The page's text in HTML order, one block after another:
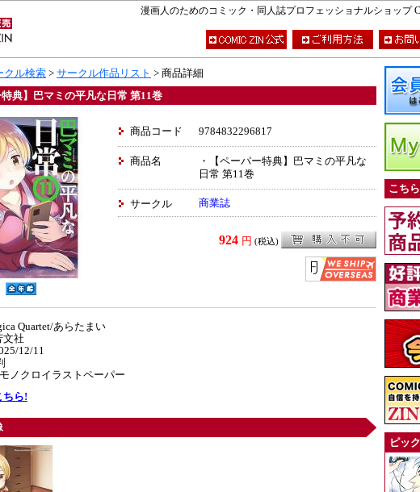
漫画人のためのコミック・同人誌プロフェッショナルショップ
クル検索 > サークル作品リスト > 商品詳細
特典】巴マミの平凡な日常 第11巻
商品コード 9784832296817
商品名
・【ペーパー特典】巴マミの平凡な
日常 第11巻
サークル 商業誌
924 円 (税込)
Quartet/あらたまい
文社
12/11
ノクロイラストペーパー
ちら!
こち
ピッ